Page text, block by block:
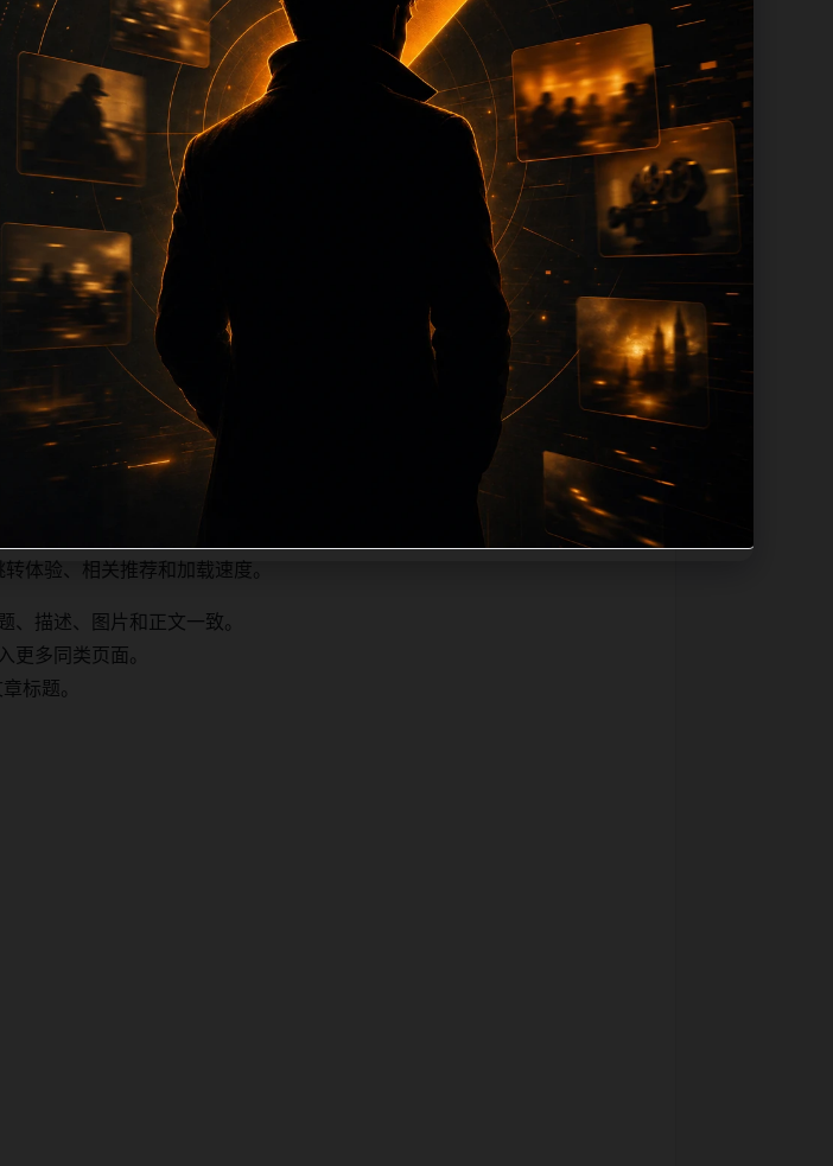
息。第12篇内容用于补齐栏目深度，同时帮助 sitemap、栏目页、首页推荐
标题，让搜索引擎能够从标题、正文、图片 alt、tit
坏图默认图兜底、标题去重和 description 长度过滤。如果同一主题下有多
入口，降低站群页面之间的重复感。页面底部保留同类推荐、上一篇下一篇
时可按用户搜索路径补充三类信息：入口是否稳定、同栏目还有哪些可继续
、description、canonical、主题图、alt、title和推荐链接，确保页面既能被
优先补充不同关键词、不同栏目词和不同问题角度。栏目页则保留清晰入
体验、相关推荐和加载速度。
、描述、图片和正文一致。
更多同类页面。
标题。